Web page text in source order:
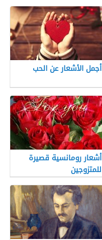
أجمل الأشعار عن الحب
أشعار رومانسية قصيرة
للمتزوجين